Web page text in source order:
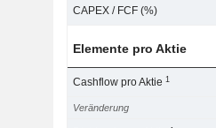
CAPEX / FCF (%)
Elemente pro Aktie
Cashflow pro Aktie1
Veränderung